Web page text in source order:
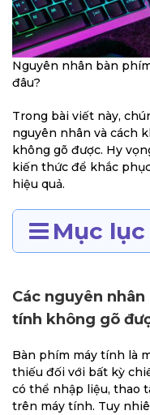
Nguyên nhân bàn
đâu?
Trong bài viết này,
nguyên nhân và cách
không gõ được. Hy
kiến thức để khắc
hiệu quả.
Mục lục
Các nguyên
tính không gõ
Bàn phím máy tính là
thiếu đối với bất kỳ
có thể nhập liệu, thao
trên máy tính. Tuy